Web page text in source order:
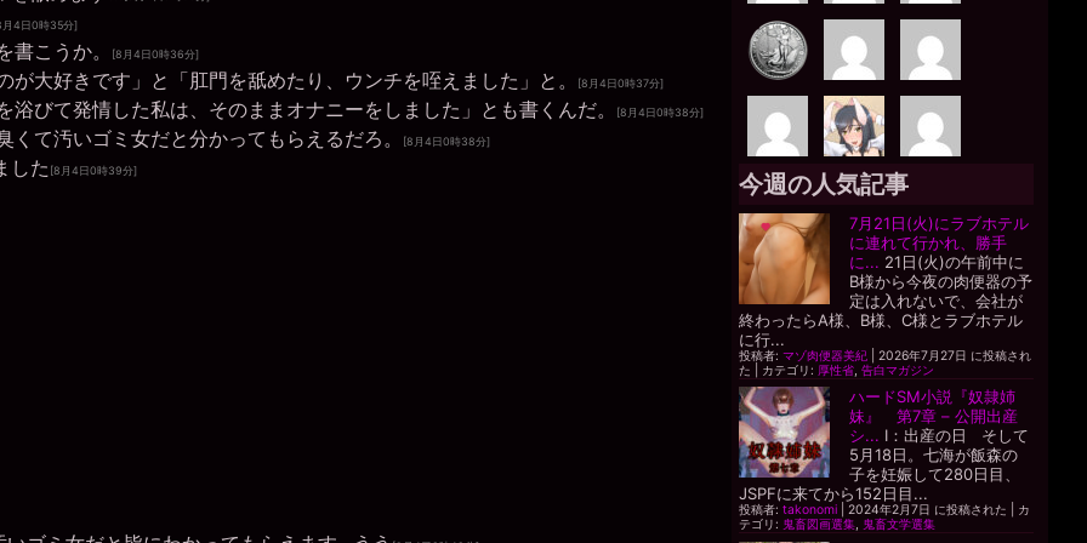
4日0時35分]
こうか。 [8月4日0時36分]
が大好きです」と「肛門を舐めたり、ウンチを咥えました」と。 [8月4日0時37分]
浴びて発情した私は、そのままオナニーをしました」とも書くんだ。 [8月4日0時38分]
くて汚いゴミ女だと分かってもらえるだろ。 [8月4日0時38分]
した [8月4日0時39分]
今週の人気記事
7月21日(火)にラブホテル
に連れて行かれ、勝手
に... 21日(火)の午前中に
B様から今夜の肉便器の予
定は入れないで、会社が
終わったらA様、B様、C様とラブホテル
に行...
投稿者:マゾ肉便器美紀
2026年7月27日 に投稿され
た
カテゴリ: 厚性省 ,告白マガジン
ハードSM小説『奴隷姉
妹』 第7章 – 公開出産
シ... I：出産の日 そして
5月18日。七海が飯森の
子を妊娠して280日目、
JSPFに来てから152日目...
投稿者:takonomi |2024年2月7日 に投稿された
カ
テゴリ: 鬼畜図画選集, 鬼畜文学選集